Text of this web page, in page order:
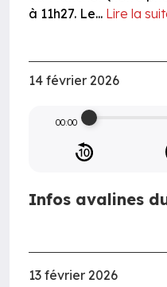
à 11h27. Le... Lire la
14 février 2026
00:00
Infos avalines
13 février 2026